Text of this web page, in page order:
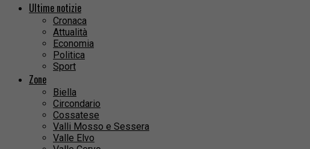
Ultime notizie
Cronaca
Attualità
Economia
Politica
Sport
Zone
Biella
Circondario
Cossatese
Valli Mosso e Sessera
Valle Elvo